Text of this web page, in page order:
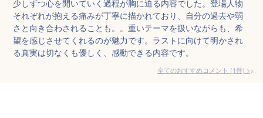
少しずつ心を開いていく過程が胸に迫る内容でした。登場人物
それぞれが抱える痛みが丁寧に描かれており、自分の過去や弱
さと向き合わされることも。。重いテーマを扱いながらも、希
望を感じさせてくれるのが魅力です。ラストに向けて明かされ
る真実は切なくも優しく、感動できる内容です。
全てのおすすめコメント (1件) >